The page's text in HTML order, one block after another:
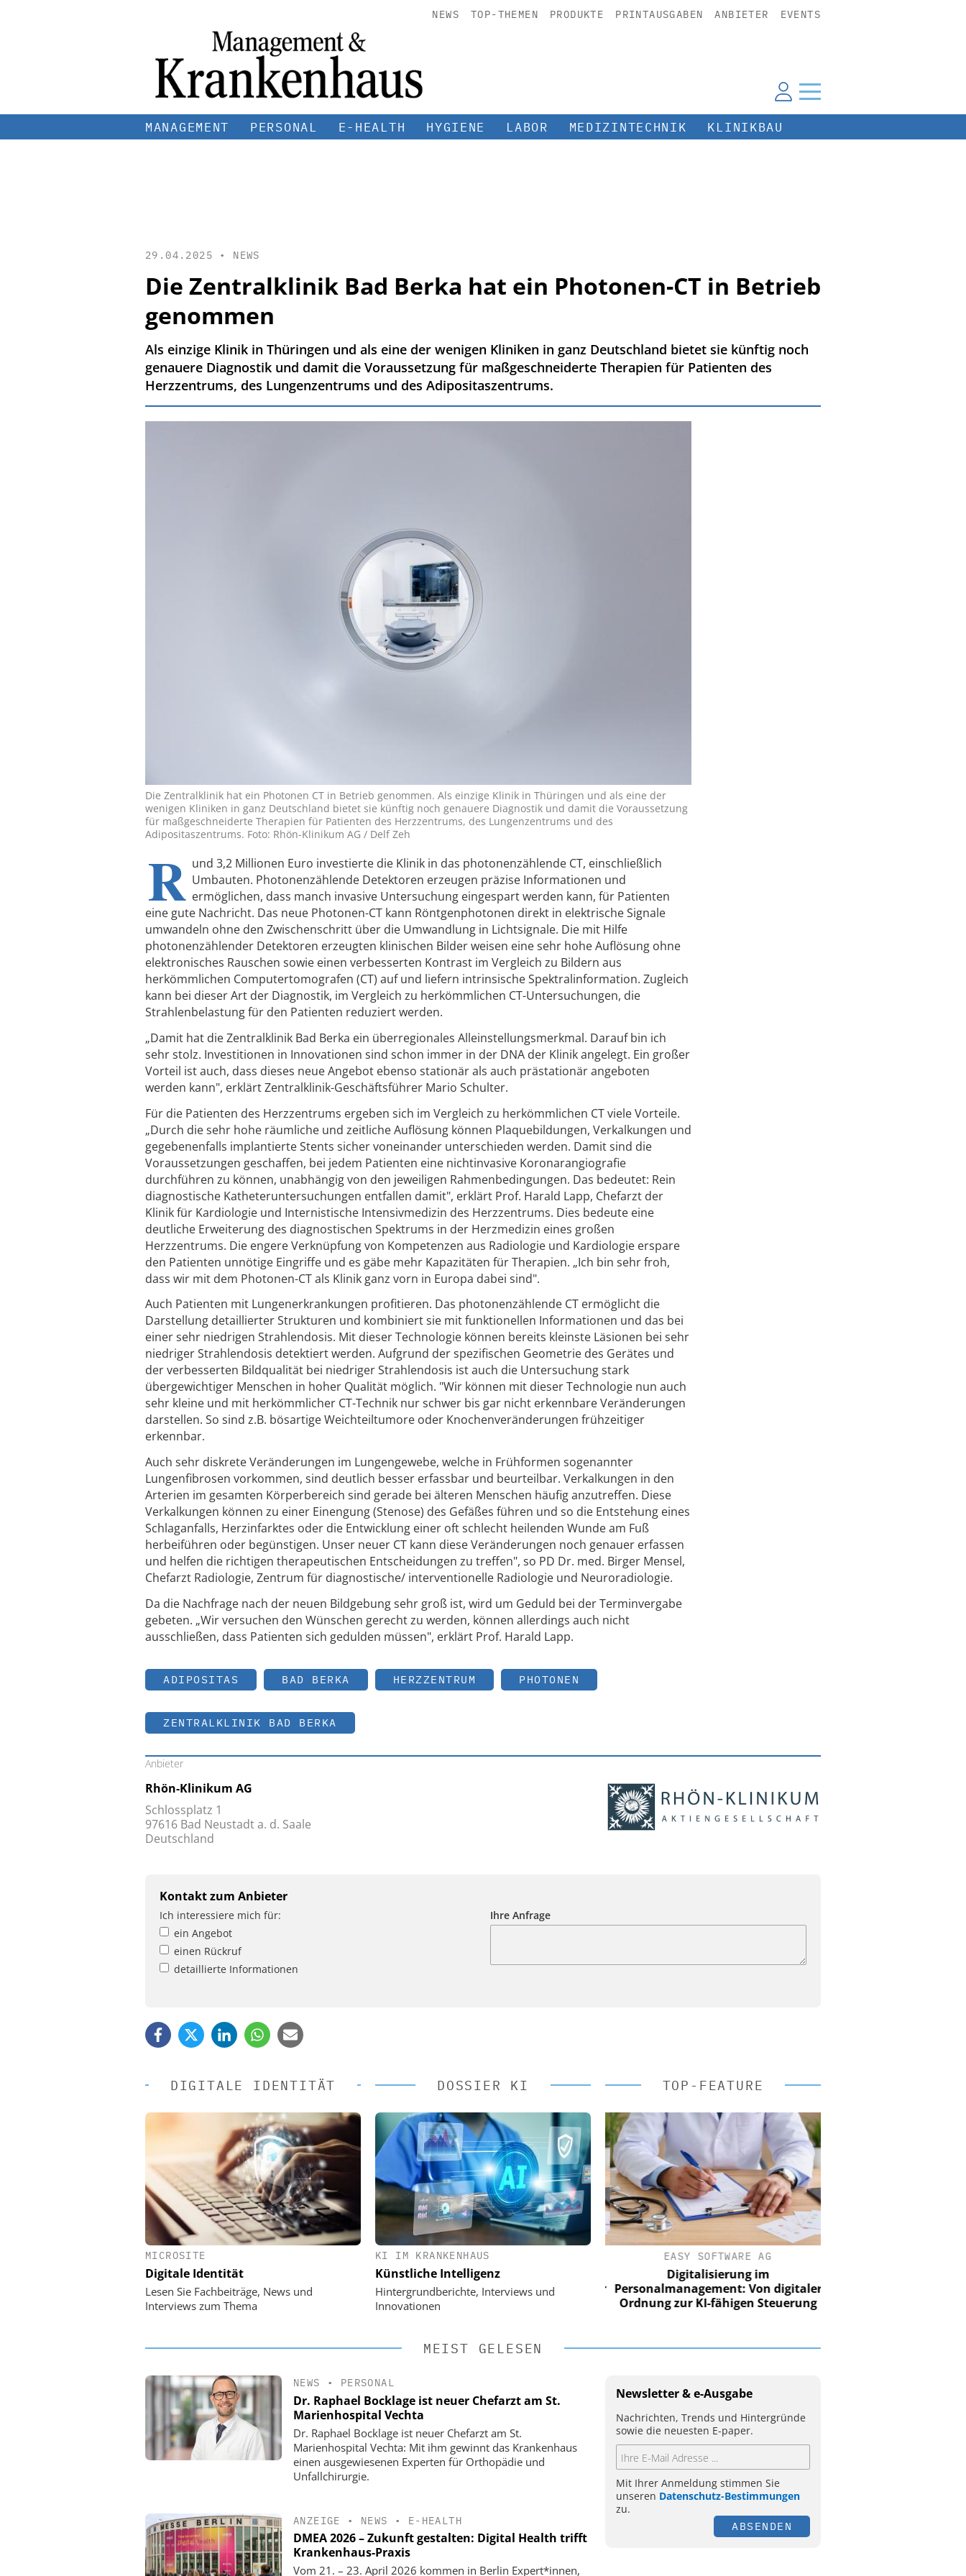
NEWS TOP-THEMEN PRODUKTE PRINTAUSGABEN ANBIETER EVENTS
MANAGEMENT PERSONAL E-HEALTH HYGIENE LABOR MEDIZINTECHNIK KLINIKBAU
29.04.2025 • NEWS
Die Zentralklinik Bad Berka hat ein Photonen-CT in Betrieb
genommen
Als einzige Klinik in Thüringen und als eine der wenigen Kliniken in ganz Deutschland bietet sie künftig noch
genauere Diagnostik und damit die Voraussetzung für maßgeschneiderte Therapien für Patienten des
Herzzentrums, des Lungenzentrums und des Adipositaszentrums.
Die Zentralklinik hat ein Photonen CT in Betrieb genommen. Als einzige Klinik in Thüringen und als eine der
wenigen Kliniken in ganz Deutschland bietet sie künftig noch genauere Diagnostik und damit die Voraussetzung
für maßgeschneiderte Therapien für Patienten des Herzzentrums, des Lungenzentrums und des
Adipositaszentrums. Foto: Rhön-Klinikum AG / Delf Zeh
R und 3,2 Millionen Euro investierte die Klinik in das photonenzählende CT, einschließlich
Umbauten. Photonenzählende Detektoren erzeugen präzise Informationen und
ermöglichen, dass manch invasive Untersuchung eingespart werden kann, für Patienten
eine gute Nachricht. Das neue Photonen-CT kann Röntgenphotonen direkt in elektrische Signale
umwandeln ohne den Zwischenschritt über die Umwandlung in Lichtsignale. Die mit Hilfe
photonenzählender Detektoren erzeugten klinischen Bilder weisen eine sehr hohe Auflösung ohne
elektronisches Rauschen sowie einen verbesserten Kontrast im Vergleich zu Bildern aus
herkömmlichen Computertomografen (CT) auf und liefern intrinsische Spektralinformation. Zugleich
kann bei dieser Art der Diagnostik, im Vergleich zu herkömmlichen CT-Untersuchungen, die
Strahlenbelastung für den Patienten reduziert werden.
„Damit hat die Zentralklinik Bad Berka ein überregionales Alleinstellungsmerkmal. Darauf bin ich
sehr stolz. Investitionen in Innovationen sind schon immer in der DNA der Klinik angelegt. Ein großer
Vorteil ist auch, dass dieses neue Angebot ebenso stationär als auch prästationär angeboten
werden kann", erklärt Zentralklinik-Geschäftsführer Mario Schulter.
Für die Patienten des Herzzentrums ergeben sich im Vergleich zu herkömmlichen CT viele Vorteile.
„Durch die sehr hohe räumliche und zeitliche Auflösung können Plaquebildungen, Verkalkungen und
gegebenenfalls implantierte Stents sicher voneinander unterschieden werden. Damit sind die
Voraussetzungen geschaffen, bei jedem Patienten eine nichtinvasive Koronarangiografie
durchführen zu können, unabhängig von den jeweiligen Rahmenbedingungen. Das bedeutet: Rein
diagnostische Katheteruntersuchungen entfallen damit", erklärt Prof. Harald Lapp, Chefarzt der
Klinik für Kardiologie und Internistische Intensivmedizin des Herzzentrums. Dies bedeute eine
deutliche Erweiterung des diagnostischen Spektrums in der Herzmedizin eines großen
Herzzentrums. Die engere Verknüpfung von Kompetenzen aus Radiologie und Kardiologie erspare
den Patienten unnötige Eingriffe und es gäbe mehr Kapazitäten für Therapien. „Ich bin sehr froh,
dass wir mit dem Photonen-CT als Klinik ganz vorn in Europa dabei sind".
Auch Patienten mit Lungenerkrankungen profitieren. Das photonenzählende CT ermöglicht die
Darstellung detaillierter Strukturen und kombiniert sie mit funktionellen Informationen und das bei
einer sehr niedrigen Strahlendosis. Mit dieser Technologie können bereits kleinste Läsionen bei sehr
niedriger Strahlendosis detektiert werden. Aufgrund der spezifischen Geometrie des Gerätes und
der verbesserten Bildqualität bei niedriger Strahlendosis ist auch die Untersuchung stark
übergewichtiger Menschen in hoher Qualität möglich. "Wir können mit dieser Technologie nun auch
sehr kleine und mit herkömmlicher CT-Technik nur schwer bis gar nicht erkennbare Veränderungen
darstellen. So sind z.B. bösartige Weichteiltumore oder Knochenveränderungen frühzeitiger
erkennbar.
Auch sehr diskrete Veränderungen im Lungengewebe, welche in Frühformen sogenannter
Lungenfibrosen vorkommen, sind deutlich besser erfassbar und beurteilbar. Verkalkungen in den
Arterien im gesamten Körperbereich sind gerade bei älteren Menschen häufig anzutreffen. Diese
Verkalkungen können zu einer Einengung (Stenose) des Gefäßes führen und so die Entstehung eines
Schlaganfalls, Herzinfarktes oder die Entwicklung einer oft schlecht heilenden Wunde am Fuß
herbeiführen oder begünstigen. Unser neuer CT kann diese Veränderungen noch genauer erfassen
und helfen die richtigen therapeutischen Entscheidungen zu treffen", so PD Dr. med. Birger Mensel,
Chefarzt Radiologie, Zentrum für diagnostische/ interventionelle Radiologie und Neuroradiologie.
Da die Nachfrage nach der neuen Bildgebung sehr groß ist, wird um Geduld bei der Terminvergabe
gebeten. „Wir versuchen den Wünschen gerecht zu werden, können allerdings auch nicht
ausschließen, dass Patienten sich gedulden müssen", erklärt Prof. Harald Lapp.
ADIPOSITAS BAD BERKA HERZZENTRUM PHOTONEN
ZENTRALKLINIK BAD BERKA
Anbieter
Rhön-Klinikum AG
Schlossplatz 1
97616 Bad Neustadt a. d. Saale
Deutschland
Kontakt zum Anbieter
Ich interessiere mich für:
ein Angebot
einen Rückruf
detaillierte Informationen
Ihre Anfrage
DIGITALE IDENTITÄT
MICROSITE
Digitale Identität
Lesen Sie Fachbeiträge, News und
Interviews zum Thema
DOSSIER KI
KI IM KRANKENHAUS
Künstliche Intelligenz
Hintergrundberichte, Interviews und
Innovationen
TOP-FEATURE
Digitalisierung im
Personalmanagement: Von digitaler
Ordnung zur KI-fähigen Steuerung
EASY SOFTWARE AG
Digitalisierung im
Personalmanagement: Von digitaler
Ordnung zur KI-fähigen Steuerung
EASY SOFTWARE AG
Digitalisierung im
Personalmanagement: Von digitaler
Ordnung zur KI-fähigen Steuerung
MEIST GELESEN
NEWS • PERSONAL
Dr. Raphael Bocklage ist neuer Chefarzt am St.
Marienhospital Vechta
Dr. Raphael Bocklage ist neuer Chefarzt am St.
Marienhospital Vechta: Mit ihm gewinnt das Krankenhaus
einen ausgewiesenen Experten für Orthopädie und
Unfallchirurgie.
ANZEIGE • NEWS • E-HEALTH
DMEA 2026 – Zukunft gestalten: Digital Health trifft
Krankenhaus-Praxis
Vom 21. – 23. April 2026 kommen in Berlin Expert*innen,
Newsletter & e-Ausgabe
Nachrichten, Trends und Hintergründe
sowie die neuesten E-paper.
Mit Ihrer Anmeldung stimmen Sie
unseren Datenschutz-Bestimmungen
zu.
ABSENDEN